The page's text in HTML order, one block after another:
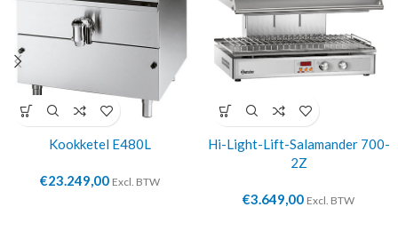
Kookketel E480L
€23.249,00 Excl. BTW
Hi-Light-Lift-Salamander 700-
2Z
€3.649,00 Excl. BTW